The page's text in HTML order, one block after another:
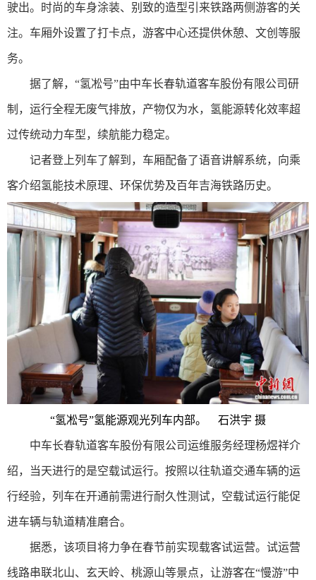
驶出。时尚的车身涂装、别致的造型引来铁路两侧游客的关
注。车厢外设置了打卡点，游客中心还提供休憩、文创等服
务。
据了解，“氢凇号”由中车长春轨道客车股份有限公司研
制，运行全程无废气排放，产物仅为水，氢能源转化效率超
过传统动力车型，续航能力稳定。
记者登上列车了解到，车厢配备了语音讲解系统，向乘
客介绍氢能技术原理、环保优势及百年吉海铁路历史。
“氢凇号”氢能源观光列车内部。 石洪宇 摄
中车长春轨道客车股份有限公司运维服务经理杨煜祥介
绍，当天进行的是空载试运行。按照以往轨道交通车辆的运
行经验，列车在开通前需进行耐久性测试，空载试运行能促
进车辆与轨道精准磨合。
据悉，该项目将力争在春节前实现载客试运营。试运营
线路串联北山、玄天岭、桃源山等景点，让游客在“慢游”中